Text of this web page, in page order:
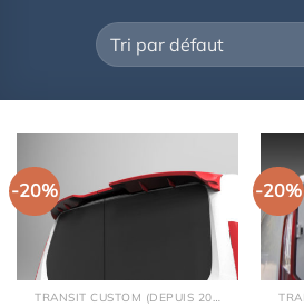
-20%
TRANSIT CUSTOM (DEPUIS 2012)
-20%